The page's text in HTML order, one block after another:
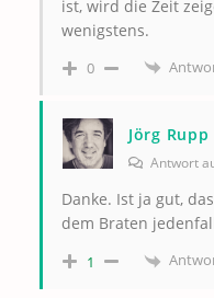
ist, wird die Zeit
wenigstens.
0
Jörg Rupp
Antwort
Danke. Ist ja gut,
dem Braten
1